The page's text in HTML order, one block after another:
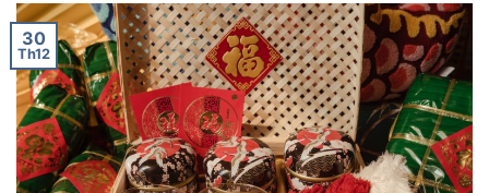
30
Th12